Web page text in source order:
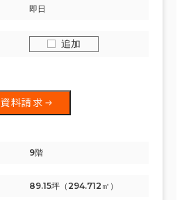
即日
追加
資料請求
9階
89.15坪（294.712㎡）